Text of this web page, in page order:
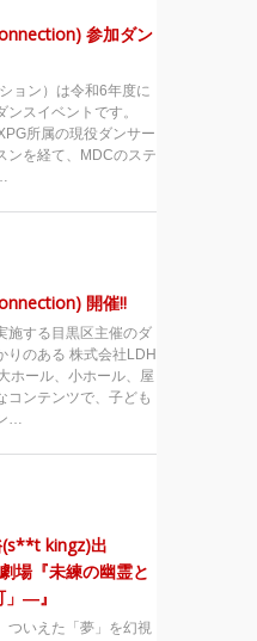
参加ダン
ョン）は令和6年度に
スイベントです。
所属の現役ダンサー
ンを経て、MDCのステ
開催!!
施する目黒区主催のダ
りのある 株式会社LDH
ホール、小ホール、屋
コンテンツで、子ども
…
(s**t kingz)出
場『未練の幽霊と
―』
ついえた「夢」を幻視